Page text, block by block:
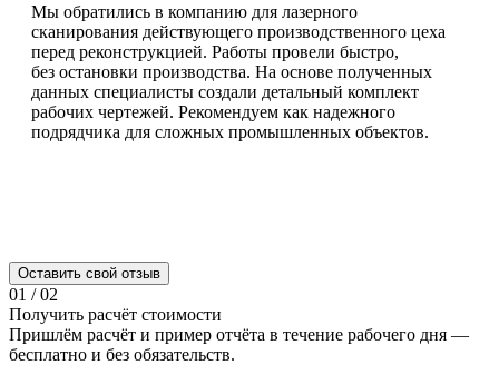
Мы обратились в компанию для лазерного
сканирования действующего производственного цеха
перед реконструкцией. Работы провели быстро,
без остановки производства. На основе полученных
данных специалисты создали детальный комплект
рабочих чертежей. Рекомендуем как надежного
подрядчика для сложных промышленных объектов.
Оставить свой отзыв
01 / 02
Получить расчёт стоимости
Пришлём расчёт и пример отчёта в течение рабочего дня —
бесплатно и без обязательств.